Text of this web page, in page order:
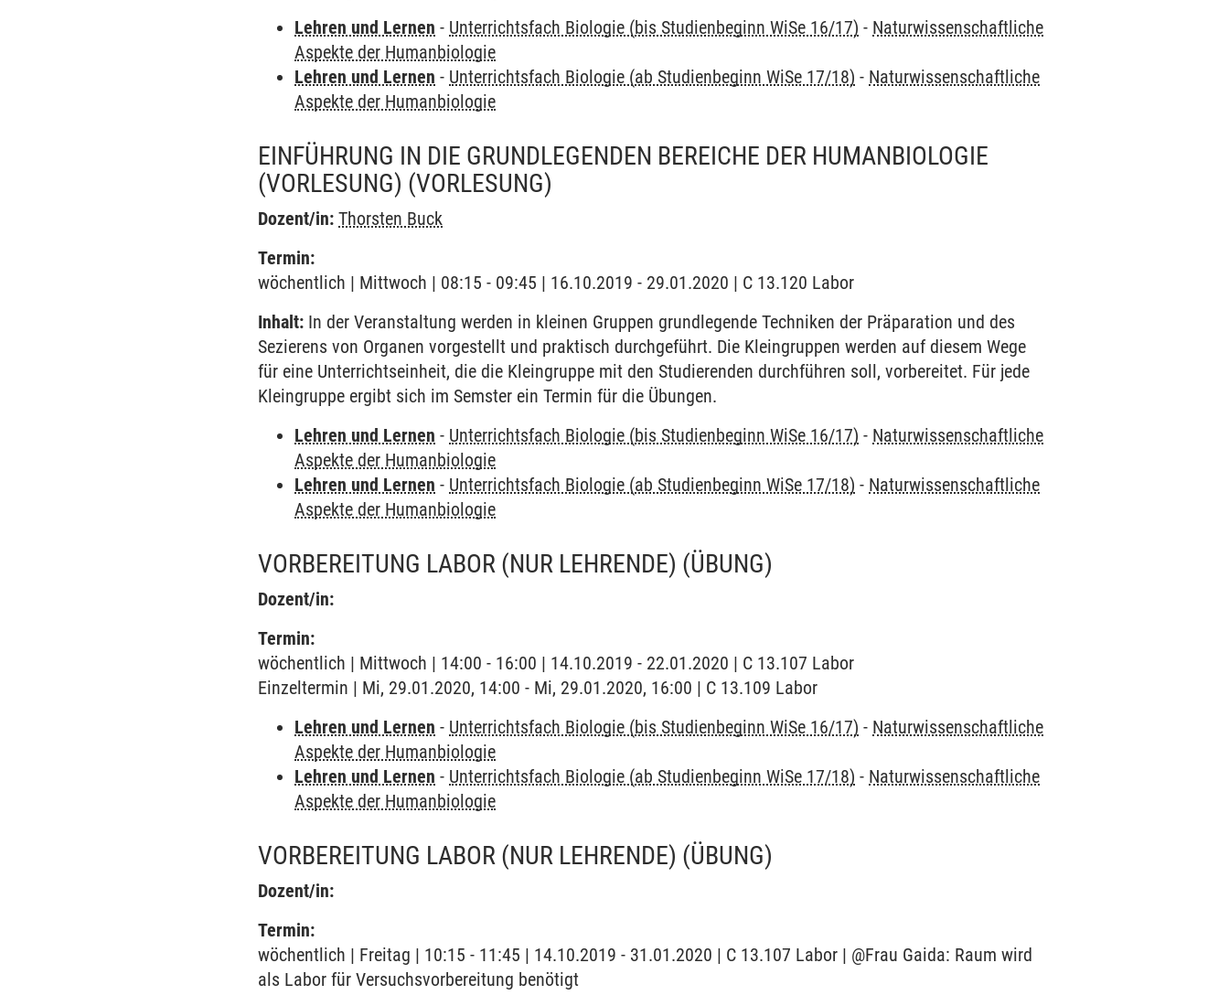
Lehren und Lernen - Unterrichtsfach Biologie (bis Studienbeginn WiSe 16/17) - Naturwissenschaftliche
Aspekte der Humanbiologie
Lehren und Lernen - Unterrichtsfach Biologie (ab Studienbeginn WiSe 17/18) - Naturwissenschaftliche
Aspekte der Humanbiologie
EINFÜHRUNG IN DIE GRUNDLEGENDEN BEREICHE DER HUMANBIOLOGIE
(VORLESUNG) (VORLESUNG)
Dozent/in: Thorsten Buck
Termin:
wöchentlich | Mittwoch | 08:15 - 09:45 | 16.10.2019 - 29.01.2020 | C 13.120 Labor
Inhalt: In der Veranstaltung werden in kleinen Gruppen grundlegende Techniken der Präparation und des
Sezierens von Organen vorgestellt und praktisch durchgeführt. Die Kleingruppen werden auf diesem Wege
für eine Unterrichtseinheit, die die Kleingruppe mit den Studierenden durchführen soll, vorbereitet. Für jede
Kleingruppe ergibt sich im Semster ein Termin für die Übungen.
Lehren und Lernen - Unterrichtsfach Biologie (bis Studienbeginn WiSe 16/17) - Naturwissenschaftliche
Aspekte der Humanbiologie
Lehren und Lernen - Unterrichtsfach Biologie (ab Studienbeginn WiSe 17/18) - Naturwissenschaftliche
Aspekte der Humanbiologie
VORBEREITUNG LABOR (NUR LEHRENDE) (ÜBUNG)
Dozent/in:
Termin:
wöchentlich | Mittwoch | 14:00 - 16:00 | 14.10.2019 - 22.01.2020 | C 13.107 Labor
Einzeltermin | Mi, 29.01.2020, 14:00 - Mi, 29.01.2020, 16:00 | C 13.109 Labor
Lehren und Lernen - Unterrichtsfach Biologie (bis Studienbeginn WiSe 16/17) - Naturwissenschaftliche
Aspekte der Humanbiologie
Lehren und Lernen - Unterrichtsfach Biologie (ab Studienbeginn WiSe 17/18) - Naturwissenschaftliche
Aspekte der Humanbiologie
VORBEREITUNG LABOR (NUR LEHRENDE) (ÜBUNG)
Dozent/in:
Termin:
wöchentlich | Freitag | 10:15 - 11:45 | 14.10.2019 - 31.01.2020 | C 13.107 Labor | @Frau Gaida: Raum wird
als Labor für Versuchsvorbereitung benötigt